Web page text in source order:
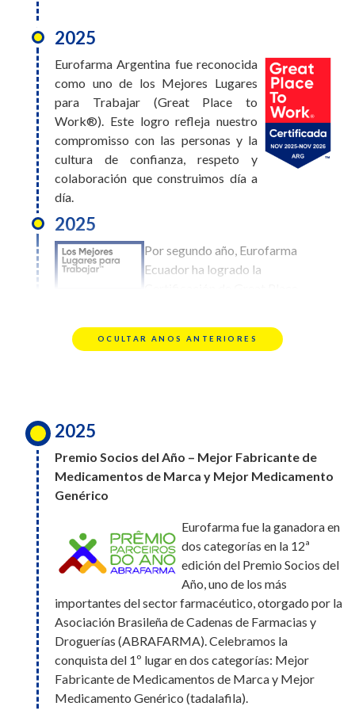
Eurofarma Bolivia obtuvo el
puesto #10 en el ranking de
Mejores Lugares para Trabajar.
Este logro es el reflejo de una
cultura construida entre todos,
donde el bienestar, el desarrollo y
el compromiso de cada persona hacen la diferencia
2026
Eurofarma
Uruguay alcanzó
Mejores Lugares
entre todos, donde el bienestar, el desarrollo y
el compromiso de cada persona hacen la
diferencia día a día
2026
Eurofarma Paraguay fue
reconocida en el puesto N.º 4 del
ranking de Mejores Lugares para
Trabajar en Paraguay. Además,
somos la única compañía
farmacéutica en participar del
ranking, lo que refuerza nuestro compromiso con las
personas y nuestra cultura.
2025
Eurofarma Argentina fue reconocida
como uno de los Mejores Lugares
para Trabajar (Great Place to
Work®). Este logro refleja nuestro
compromisso con las personas y la
cultura de confianza, respeto y
colaboración que construimos día a
día.
2025
Por segundo año, Eurofarma
Ecuador ha logrado la
reconocimiento refleja
nuestro compromiso con el bienestar, la
Eurofarma fue elegida Socia del
Año por la Asociación Brasileña de
Droguerías (Abrafarma),
obteniendo los premios a Mejor Fabricante de
Medicamentos de Marca y Mejor Producto de
Medicamento Genérico. Además de estas dos
victorias, la compañía recibió un total de cuatro
nominaciones: Mejor Fabricante de Medicamentos
de Marca, Mejor Fabricante de Medicamentos
Genéricos y Mejor Producto de Medicamento
Genérico.
OCULTAR ANOS ANTERIORES
2025
Premio Socios del Año – Mejor Fabricante de
Medicamentos de Marca y Mejor Medicamento
Genérico
Eurofarma fue la ganadora en
dos categorías en la 12ª
edición del Premio Socios del
Año, uno de los más
importantes del sector farmacéutico, otorgado por la
Asociación Brasileña de Cadenas de Farmacias y
Droguerías (ABRAFARMA). Celebramos la
conquista del 1º lugar en dos categorías: Mejor
Fabricante de Medicamentos de Marca y Mejor
Medicamento Genérico (tadalafila).